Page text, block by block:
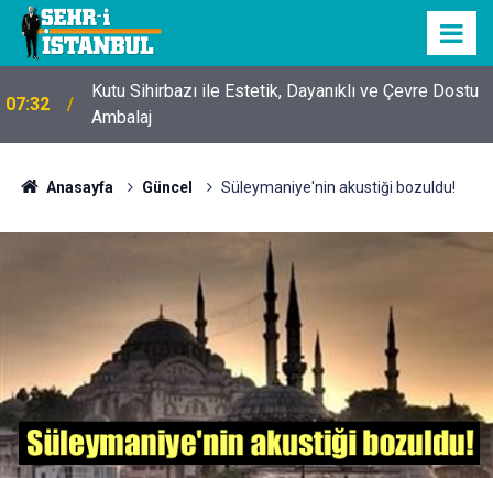
07:32
Kutu Sihirbazı ile Estetik, Dayanıklı ve Çevre Dostu
Ambalaj
Anasayfa Güncel Süleymaniye'nin akustiği bozuldu!